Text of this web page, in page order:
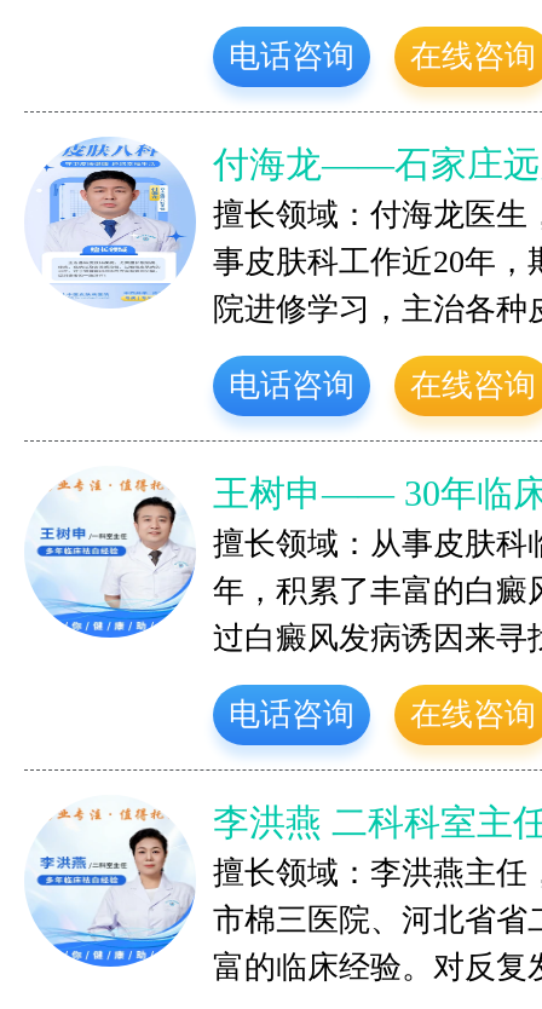
电话咨询 在线咨询
付海龙——石家庄远
擅长领域：付海龙医生
事皮肤科工作近20年
院进修学习，主治各
电话咨询 在线咨询
王树申—— 30年临
擅长领域：从事皮肤科
年，积累了丰富的白癜
过白癜风发病诱因来
电话咨询 在线咨询
李洪燕 二科科室主
擅长领域：李洪燕主任
市棉三医院、河北省省
富的临床经验。对反